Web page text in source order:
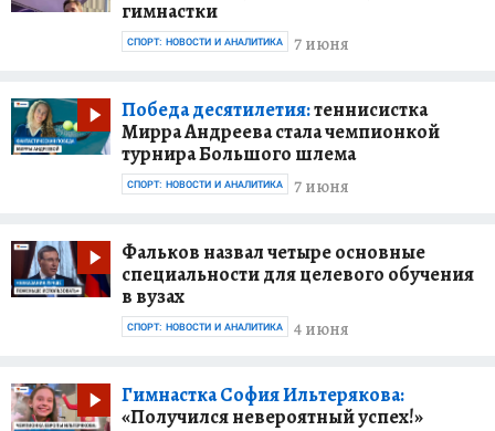
гимнастки
7 июня
СПОРТ: НОВОСТИ И АНАЛИТИКА
Победа десятилетия:теннисистка
Мирра Андреева стала чемпионкой
турнира Большого шлема
7 июня
СПОРТ: НОВОСТИ И АНАЛИТИКА
Фальков назвал четыре основные
специальности для целевого обучения
в вузах
4 июня
СПОРТ: НОВОСТИ И АНАЛИТИКА
Гимнастка София Ильтерякова:
«Получился невероятный успех!»